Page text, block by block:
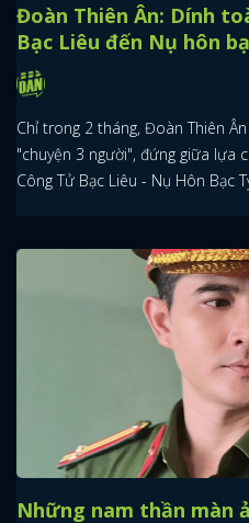
Đoàn Thiên Ân: Dính
Bạc Liêu đến Nụ hôn
Chỉ trong 2 tháng, Đoàn Thiên
"chuyện 3 người", đứng giữa lựa
Công Tử Bạc Liêu - Nụ Hôn Bạc
Những nam thần màn